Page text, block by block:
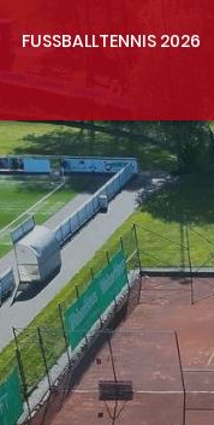
FUSSBALLTENNIS 2026